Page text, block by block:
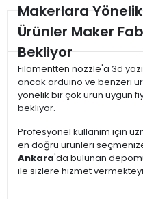
Makerlara
Ürünler Maker
Bekliyor
Filamentten nozzle'a 3d
ancak arduino ve benzeri
yönelik bir çok ürün uygun
bekliyor.
Profesyonel kullanım için
en doğru ürünleri
Ankara'da bulunan
ile sizlere hizmet